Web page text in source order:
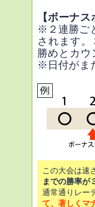
【ボーナ
※２連勝ご
されます
勝めとカ
※日付がま
この大会は速
までの勝率が
通常通りレー
て、著しくマ